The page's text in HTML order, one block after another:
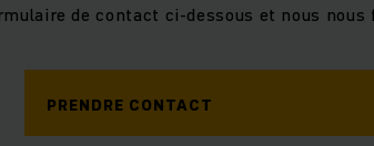
de contact ci-dessous et nous nous
PRENDRE CONTACT